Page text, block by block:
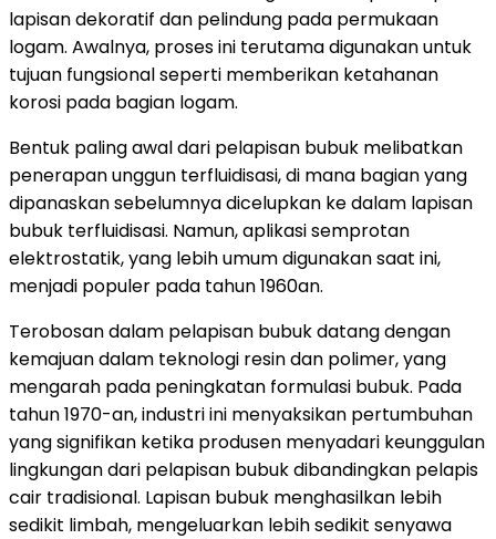
lapisan dekoratif dan pelindung pada permukaan
logam. Awalnya, proses ini terutama digunakan untuk
tujuan fungsional seperti memberikan ketahanan
korosi pada bagian logam.
Bentuk paling awal dari pelapisan bubuk melibatkan
penerapan unggun terfluidisasi, di mana bagian yang
dipanaskan sebelumnya dicelupkan ke dalam lapisan
bubuk terfluidisasi. Namun, aplikasi semprotan
elektrostatik, yang lebih umum digunakan saat ini,
menjadi populer pada tahun 1960an.
Terobosan dalam pelapisan bubuk datang dengan
kemajuan dalam teknologi resin dan polimer, yang
mengarah pada peningkatan formulasi bubuk. Pada
tahun 1970-an, industri ini menyaksikan pertumbuhan
yang signifikan ketika produsen menyadari keunggulan
lingkungan dari pelapisan bubuk dibandingkan pelapis
cair tradisional. Lapisan bubuk menghasilkan lebih
sedikit limbah, mengeluarkan lebih sedikit senyawa